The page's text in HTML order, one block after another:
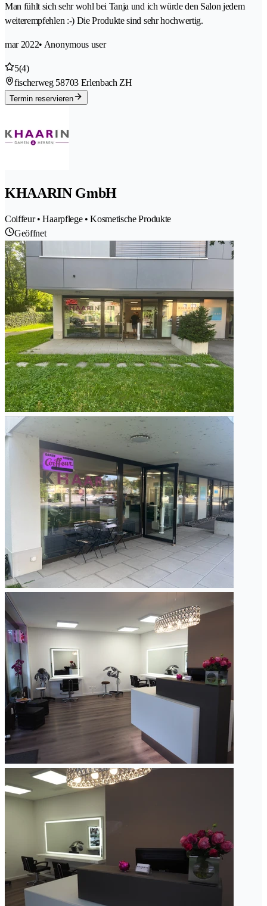
Man fühlt sich sehr wohl bei Tanja und ich würde den Salon jedem
weiterempfehlen :-) Die Produkte sind sehr hochwertig.
mar 2022• Anonymous user
5(4)
fischerweg 58703 Erlenbach ZH
Termin reservieren
KHAARIN GmbH
Coiffeur • Haarpflege • Kosmetische Produkte
Geöffnet